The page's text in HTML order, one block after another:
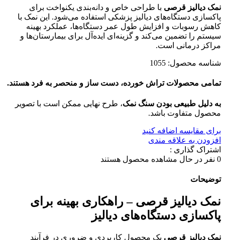
نمک دیالیز قرصی با طراحی خاص و دانه‌بندی یکنواخت برای
پاکسازی دستگاه‌های دیالیز پزشکی استفاده می‌شود. این نمک با
کاهش رسوبات و افزایش طول عمر دستگاه‌ها، عملکرد بهینه
سیستم را تضمین می‌کند و گزینه‌ای ایده‌آل برای بیمارستان‌ها و
مراکز درمانی است.
شناسه محصول: 1055
تمامی محصولات تراش خورده، دست ساز و منحصر به فرد هستند.
به دلیل طبیعی بودن سنگ نمک، طرح نهایی ممکن است با تصویر
محصول متفاوت باشد.
برای مقایسه اضافه کنید
افزودن به علاقه مندی
اشتراک گذاری :
0 نفر در حال مشاهده محصول هستند
توضیحات
نمک دیالیز قرصی – راهکاری بهینه برای
پاکسازی دستگاه‌های دیالیز
نمک دیالیز قرصی یک محصول کاربردی و ضروری در فرآیند